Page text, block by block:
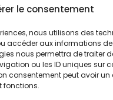
le consentement
nous utilisons des
accéder aux informations
nous permettra de traiter
ou les ID uniques sur
consentement peut avoir un
fonctions.